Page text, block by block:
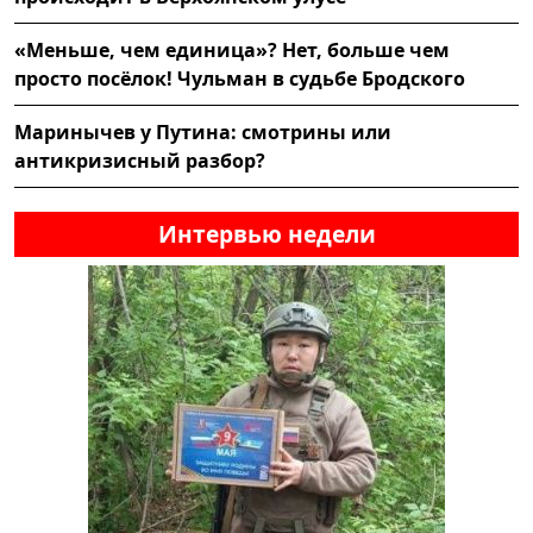
«Меньше, чем единица»? Нет, больше чем
просто посёлок! Чульман в судьбе Бродского
Маринычев у Путина: смотрины или
антикризисный разбор?
Интервью недели